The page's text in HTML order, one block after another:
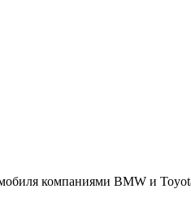
компаниями BMW и